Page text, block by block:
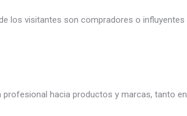
los visitantes son compradores o influyentes
profesional hacia productos y marcas, tanto en